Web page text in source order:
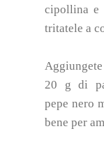
cipollina e
tritatele a
20 g di
pepe nero
bene per